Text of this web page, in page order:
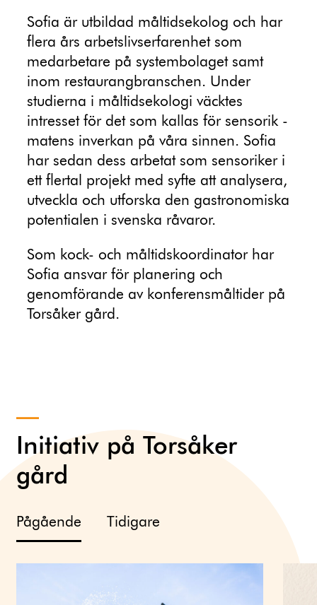
Sofia är utbildad måltidsekolog och har
flera års arbetslivserfarenhet som
medarbetare på systembolaget samt
inom restaurangbranschen. Under
studierna i måltidsekologi väcktes
intresset för det som kallas för sensorik -
matens inverkan på våra sinnen. Sofia
har sedan dess arbetat som sensoriker i
ett flertal projekt med syfte att analysera,
utveckla och utforska den gastronomiska
potentialen i svenska råvaror.
Som kock- och måltidskoordinator har
Sofia ansvar för planering och
genomförande av konferensmåltider på
Torsåker gård.
Initiativ på Torsåker
gård
Pågående Tidigare